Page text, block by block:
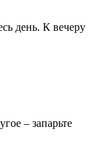
день. К вечеру
– запарьте